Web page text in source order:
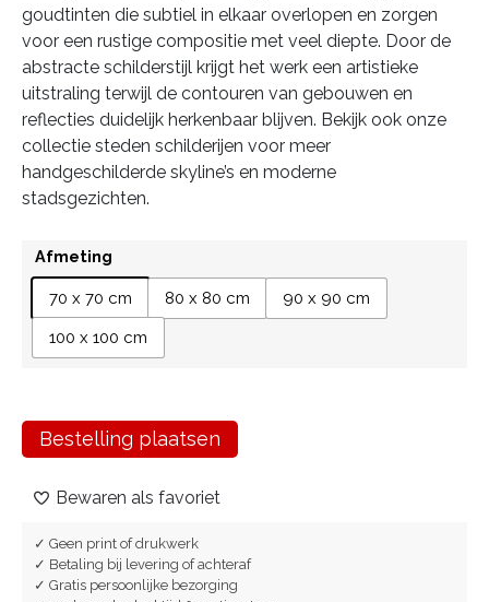
goudtinten die subtiel in elkaar overlopen en zorgen
voor een rustige compositie met veel diepte. Door de
abstracte schilderstijl krijgt het werk een artistieke
uitstraling terwijl de contouren van gebouwen en
reflecties duidelijk herkenbaar blijven. Bekijk ook onze
collectie steden schilderijen voor meer
handgeschilderde skyline’s en moderne
stadsgezichten.
Afmeting
70 x 70 cm 80 x 80 cm
90 x 90 cm
100 x 100 cm
Bestelling plaatsen
Bewaren als favoriet
✓ Geen print of drukwerk
✓ Betaling bij levering of achteraf
✓ Gratis persoonlijke bezorging